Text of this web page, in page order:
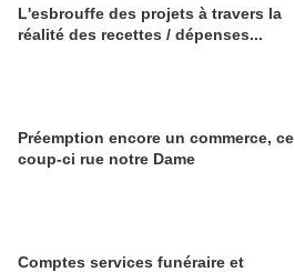
L'esbrouffe des projets à travers la
réalité des recettes / dépenses...
Préemption encore un commerce, ce
coup-ci rue notre Dame
Comptes services funéraire et